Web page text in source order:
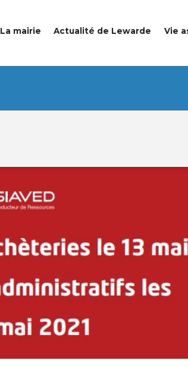
La mairie Actualité de Lewarde Vie